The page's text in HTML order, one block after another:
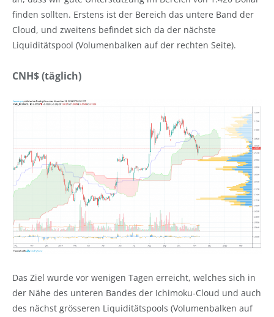
finden sollten. Erstens ist der Bereich das untere Band der
Cloud, und zweitens befindet sich da der nächste
Liquiditätspool (Volumenbalken auf der rechten Seite).
CNH$ (täglich)
Das Ziel wurde vor wenigen Tagen erreicht, welches sich in
der Nähe des unteren Bandes der Ichimoku-Cloud und auch
des nächst grösseren Liquiditätspools (Volumenbalken auf